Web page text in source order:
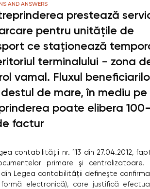
AND ANSWERS
prestează
pentru unităţile de
ce staţionează
terminalului - zona
vamal. Fluxul
de mare, în mediu pe
poate elibera 100-
factur
contabilităţii nr. 113 din 27.04.2012,
primare şi centralizatoare.
Legea contabilităţii defineşte
electronică), care justifică